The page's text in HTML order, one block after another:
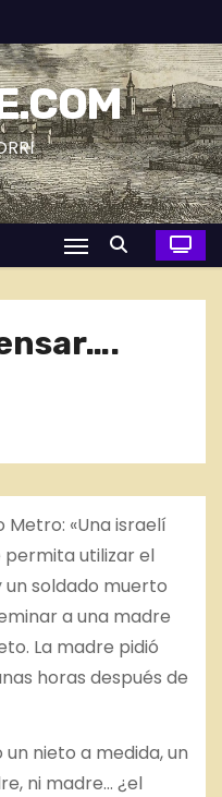
Metro: «Una israelí
permita utilizar el
un soldado muerto
a una madre
La madre pidió
horas después de
nieto a medida, un
ni madre… ¿el